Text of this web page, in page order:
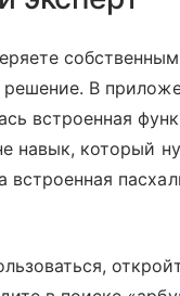
решение. В
встроенная
навык, который
встроенная